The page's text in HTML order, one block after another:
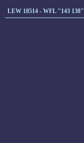
LEW 18514 - WFL "143 138"